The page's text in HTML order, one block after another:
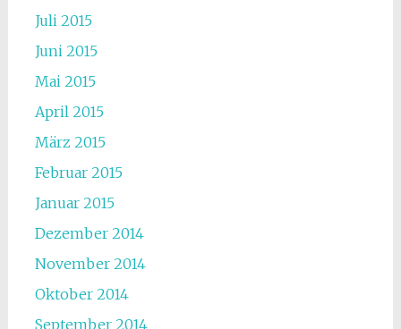
Juli 2015
Juni 2015
Mai 2015
April 2015
März 2015
Februar 2015
Januar 2015
Dezember 2014
November 2014
Oktober 2014
September 2014